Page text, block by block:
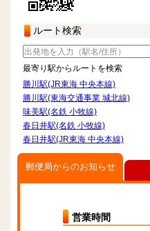
ルート検索
最寄り駅からルートを検索
勝川駅(JR東海 中央本線)
勝川駅(東海交通事業 城北線)
味美駅(名鉄 小牧線)
春日井駅(名鉄 小牧線)
春日井駅(JR東海 中央本線)
郵便局からのお知らせ
営業時間